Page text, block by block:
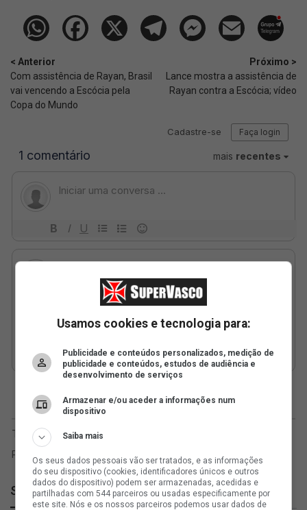
< Anterior
Com assistência de Rayan, Brasil
vai vencendo a Escócia pela
Copa do Mundo
Próximo >
Lance mostra a assistência de
Rayan contra a Escócia; vídeo
SuperVasco
Usamos cookies e tecnologia para:
Publicidade e conteúdos personalizados, medição de
publicidade e conteúdos, estudos de audiência e
desenvolvimento de serviços
Armazenar e/ou aceder a informações num
dispositivo
Saiba mais
Os seus dados pessoais vão ser tratados, e as informações
do seu dispositivo (cookies, identificadores únicos e outros
dados do dispositivo) podem ser armazenadas, acedidas e
partilhadas com 544 parceiros ou usadas especificamente por
este site. Nós e os nossos parceiros podemos usar dados de